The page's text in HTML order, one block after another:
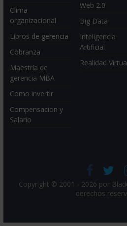
Clima
organizacional
Libros de gerencia
Cobranza
Maestría de
gerencia MBA
Como invertir
Compensacion y
Salario
Web 2.0
Big Data
Inteligencia
Artificial
Realidad
Copyright © 2001 - 2026 por
derechos